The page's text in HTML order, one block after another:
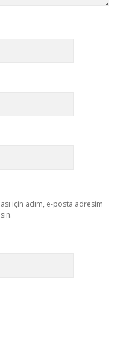
için adım, e-posta adresim